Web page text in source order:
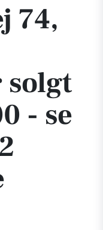
74,
- se